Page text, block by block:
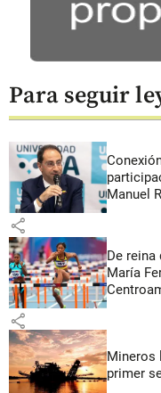
Para seguir
Manuel
share
De
María
share
Mineros
primer